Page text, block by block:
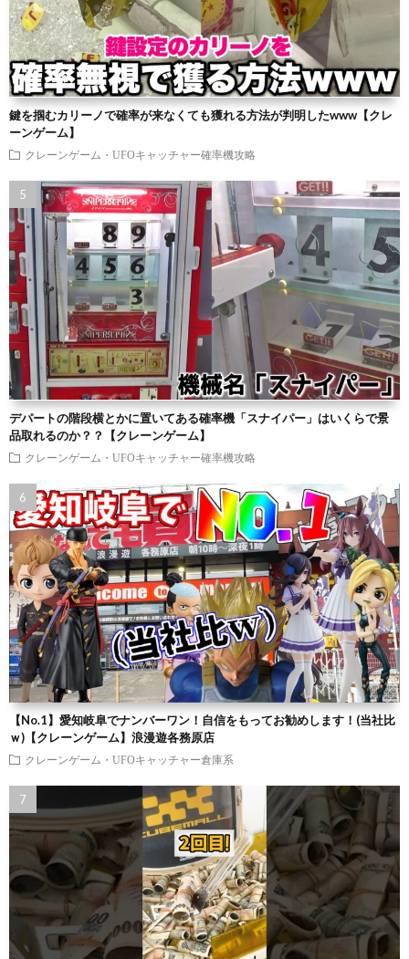
鍵を掴むカリーノで確率が来なくても獲れる方法が判明したwww【クレ
ーンゲーム】
クレーンゲーム・UFOキャッチャー確率機攻略
デパートの階段横とかに置いてある確率機「スナイパー」はいくらで景
品取れるのか？？【クレーンゲーム】
クレーンゲーム・UFOキャッチャー確率機攻略
【No.1】愛知岐阜でナンバーワン！自信をもってお勧めします！(当社比
ｗ)【クレーンゲーム】浪漫遊各務原店
クレーンゲーム・UFOキャッチャー倉庫系